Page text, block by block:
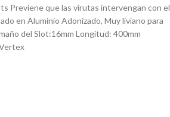
Previene que las virutas intervengan con el
en Aluminio Adonizado, Muy liviano para
del Slot:16mm Longitud: 400mm